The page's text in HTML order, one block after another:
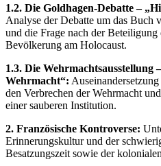
1.2. Die Goldhagen-Debatte –
Analyse der Debatte um das Buch
und die Frage nach der
Bevölkerung am Holocaust.
1.3. Die Wehrmachtsausstellung
Wehrmacht“:
den Verbrechen der Wehrmacht
einer sauberen Institution.
2. Französische Kontroverse:
Erinnerungskultur und der
Besatzungszeit sowie der